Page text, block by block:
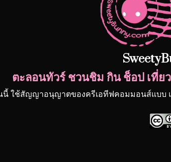
ตะลอนทัวร์ ชวนชิม กิน ช็อป เที่ย
นี้ ใช้สัญญาอนุญาตของครีเอทีฟคอมมอนส์แบบ